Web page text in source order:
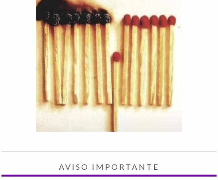
AVISO IMPORTANTE